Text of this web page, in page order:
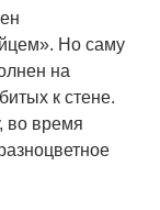
Но саму
на
к стене.
во время